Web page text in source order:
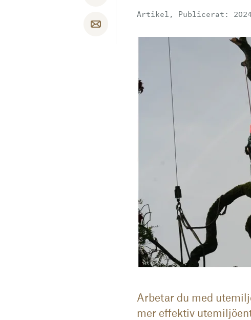
Dela med email
Artikel, Publicerat:
Arbetar du med
mer effektiv